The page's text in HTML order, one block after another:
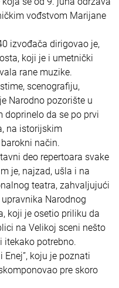
vođstvom Marijane
izvođača dirigovao je,
koji je i umetnički
rane muzike.
scenografiju,
Narodno pozorište u
doprinelo da se po prvi
na istorijskim
način.
deo repertoara svake
je, najzad, ušla i na
teatra, zahvaljujući
Narodnog
koji je osetio priliku da
na Velikoj sceni nešto
itekako potrebno.
koju je poznati
pre skoro